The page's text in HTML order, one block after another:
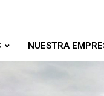
NUESTRA